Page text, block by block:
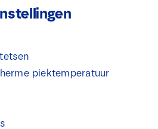
piektemperatuur